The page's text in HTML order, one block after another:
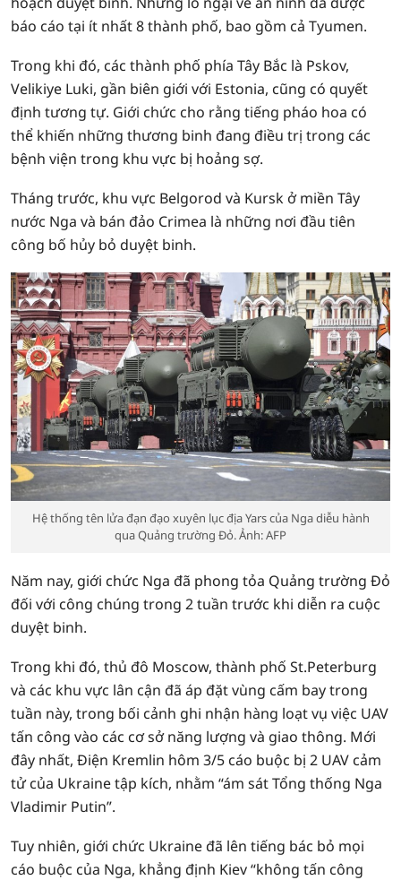
báo cáo tại ít nhất 8 thành phố, bao gồm cả Tyumen.
Trong khi đó, các thành phố phía Tây Bắc là Pskov,
Velikiye Luki, gần biên giới với Estonia, cũng có quyết
định tương tự. Giới chức cho rằng tiếng pháo hoa có
thể khiến những thương binh đang điều trị trong các
bệnh viện trong khu vực bị hoảng sợ.
Tháng trước, khu vực Belgorod và Kursk ở miền Tây
nước Nga và bán đảo Crimea là những nơi đầu tiên
công bố hủy bỏ duyệt binh.
Hệ thống tên lửa đạn đạo xuyên lục địa Yars của Nga diễu hành
qua Quảng trường Đỏ. Ảnh: AFP
Năm nay, giới chức Nga đã phong tỏa Quảng trường Đỏ
đối với công chúng trong 2 tuần trước khi diễn ra cuộc
duyệt binh.
Trong khi đó, thủ đô Moscow, thành phố St.Peterburg
và các khu vực lân cận đã áp đặt vùng cấm bay trong
tuần này, trong bối cảnh ghi nhận hàng loạt vụ việc UAV
tấn công vào các cơ sở năng lượng và giao thông. Mới
đây nhất, Điện Kremlin hôm 3/5 cáo buộc bị 2 UAV cảm
tử của Ukraine tập kích, nhằm “ám sát Tổng thống Nga
Vladimir Putin”.
Tuy nhiên, giới chức Ukraine đã lên tiếng bác bỏ mọi
cáo buộc của Nga, khẳng định Kiev “không tấn công